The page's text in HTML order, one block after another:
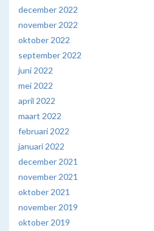
december 2022
november 2022
oktober 2022
september 2022
juni 2022
mei 2022
april 2022
maart 2022
februari 2022
januari 2022
december 2021
november 2021
oktober 2021
november 2019
oktober 2019